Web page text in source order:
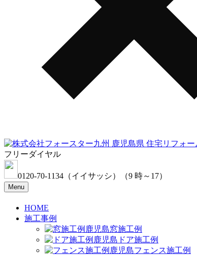
フリーダイヤル
0120-70-1134 （イイサッシ） （9 時～17）
Menu
HOME
施工事例
窓施工例
ドア施工例
フェンス施工例